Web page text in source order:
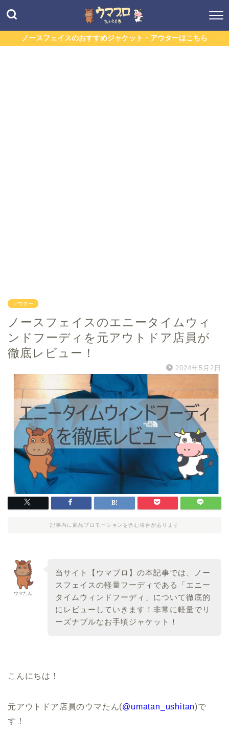
ノースフェイスのおすすめジャケット・アウターはこちら
アウター
ノースフェイスのエニータイムウィ
ンドフーディを元アウトドア店員が
徹底レビュー！
2024年5月2日
記事内に商品プロモーションを含む場合があります
ウマたん
当サイト【ウマブロ】の本記事では、ノー
スフェイスの軽量フーディである「エニー
タイムウィンドフーディ」について徹底的
にレビューしていきます！非常に軽量でリ
ーズナブルなお手頃ジャケット！
こんにちは！
元アウトドア店員のウマたん(@umatan_ushitan)で
す！